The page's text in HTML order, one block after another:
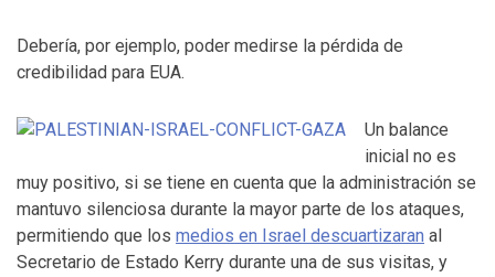
Debería, por ejemplo, poder medirse la pérdida de
credibilidad para EUA.
Un balance
inicial no es
muy positivo, si se tiene en cuenta que la administración se
mantuvo silenciosa durante la mayor parte de los ataques,
permitiendo que los medios en Israel descuartizaran al
Secretario de Estado Kerry durante una de sus visitas, y